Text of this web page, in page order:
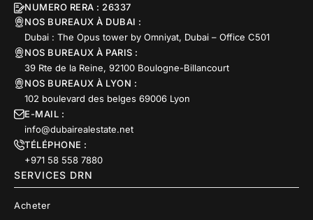
NUMERO RERA : 26337
NOS BUREAUX À DUBAI :
Dubai : The Opus tower by Omniyat, Dubai – Office C501
NOS BUREAUX À PARIS :
39 Rte de la Reine, 92100 Boulogne-Billancourt
NOS BUREAUX À LYON :
102 boulevard des belges 69006 Lyon
E-MAIL :
info@dubairealestate.net
TÉLÉPHONE :
+971 58 558 7880
SERVICES DRN
Acheter